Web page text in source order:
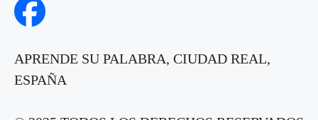
APRENDE SU PALABRA, CIUDAD REAL,
ESPAÑA